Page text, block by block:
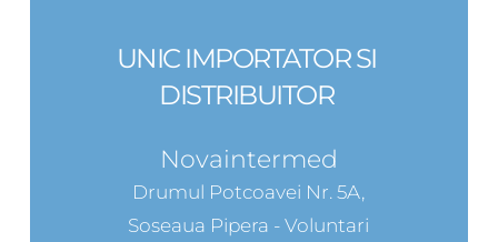
UNIC IMPORTATOR SI
DISTRIBUITOR
Novaintermed
Drumul Potcoavei Nr. 5A,
Soseaua Pipera - Voluntari